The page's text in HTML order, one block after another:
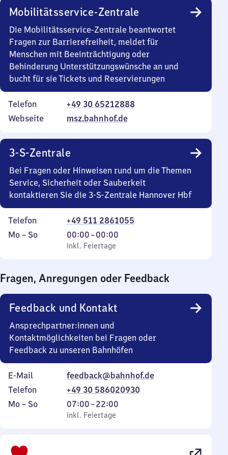
Mobilitätsservice-Zentrale
Die Mobilitätsservice-Zentrale beantwortet
Fragen zur Barrierefreiheit, meldet für
Menschen mit Beeinträchtigung oder
Behinderung Unterstützungswünsche an und
bucht für sie Tickets und Reservierungen
Telefon
+49 30 65212888
Webseite
msz.bahnhof.de
3-S-Zentrale
Bei Fragen oder Hinweisen rund um die Themen
Service, Sicherheit oder Sauberkeit
kontaktieren Sie die 3-S-Zentrale Hannover Hbf
Telefon
+49 511 2861055
Montag
Mo – So,
inkl. Feiertage
00:00–00:00
Von
0
0
Uhr
inkl. Feiertage
Fragen, Anregungen oder Feedback
Feedback und Kontakt
Ansprechpartner:innen und
Kontaktmöglichkeiten bei Fragen oder
Feedback zu unseren Bahnhöfen
E-Mail
feedback@bahnhof.de
Telefon
+49 30 586020930
Montag
Mo – So,
inkl. Feiertage
07:00–22:00
Von
7
inkl. Feiertage